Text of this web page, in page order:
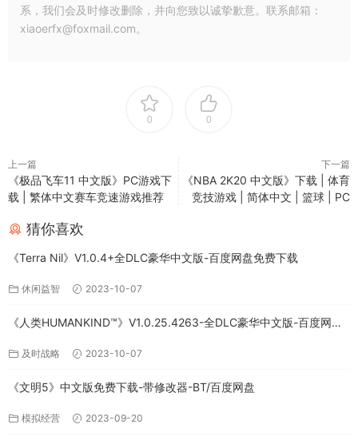
系，我们会及时修改删除，并向您致以诚挚歉意。联系邮箱：
xiaoerfx@foxmail.com。
0 0
上一篇
《极品飞车11 中文版》PC游戏下
载 | 繁体中文赛车竞速游戏推荐
下一篇
《NBA 2K20 中文版》下载 | 体育
竞技游戏 | 简体中文 | 篮球 | PC
猜你喜欢
《Terra Nil》V1.0.4+全DLC豪华中文版-百度网盘免费下载
休闲益智 2023-10-07
《人类HUMANKIND™》V1.0.25.4263-全DLC豪华中文版-百度网盘
及时战略 2023-10-07
《文明5》中文版免费下载-带修改器-BT/百度网盘
模拟经营 2023-09-20